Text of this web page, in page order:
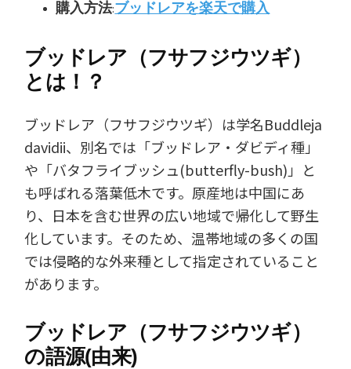
購入方法:ブッドレアを楽天で購入
ブッドレア（フサフジウツギ）
とは！？
ブッドレア（フサフジウツギ）は学名Buddleja
davidii、別名では「ブッドレア・ダビディ種」
や「バタフライブッシュ(butterfly-bush)」と
も呼ばれる落葉低木です。原産地は中国にあ
り、日本を含む世界の広い地域で帰化して野生
化しています。そのため、温帯地域の多くの国
では侵略的な外来種として指定されていること
があります。
ブッドレア（フサフジウツギ）
の語源(由来)